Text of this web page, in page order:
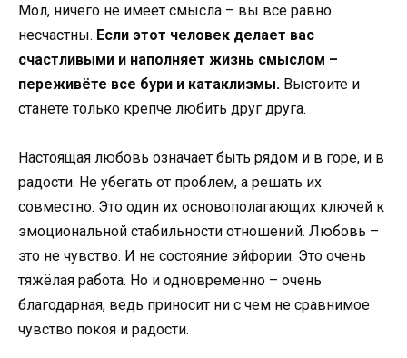
Мол, ничего не имеет смысла – вы всё равно
несчастны. Если этот человек делает вас
счастливыми и наполняет жизнь смыслом –
переживёте все бури и катаклизмы. Выстоите и
станете только крепче любить друг друга.
Настоящая любовь означает быть рядом и в горе, и в
радости. Не убегать от проблем, а решать их
совместно. Это один их основополагающих ключей к
эмоциональной стабильности отношений. Любовь –
это не чувство. И не состояние эйфории. Это очень
тяжёлая работа. Но и одновременно – очень
благодарная, ведь приносит ни с чем не сравнимое
чувство покоя и радости.